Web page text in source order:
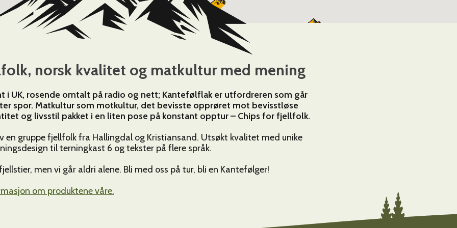
norsk kvalitet og matkultur med mening
i UK, rosende omtalt på radio og nett; Kantefølflak er utfordreren som går
spor. Matkultur som motkultur, det bevisste opprøret mot bevisstløse
og livsstil pakket i en liten pose på konstant opptur – Chips for fjellfolk.
en gruppe fjellfolk fra Hallingdal og Kristiansand. Utsøkt kvalitet med unike
til terningkast 6 og tekster på flere språk.
men vi går aldri alene. Bli med oss på tur, bli en Kantefølger!
om produktene våre.